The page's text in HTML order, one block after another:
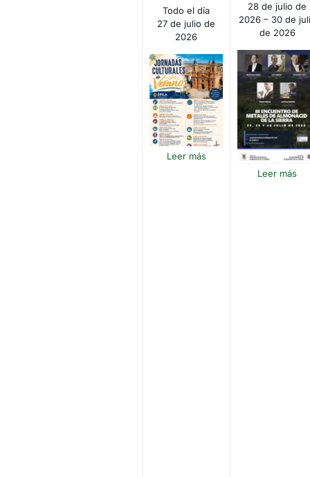
Todo el día
27 de julio de
2026
Leer más
28 de julio de
2026 – 30 de
de 2026
Leer más